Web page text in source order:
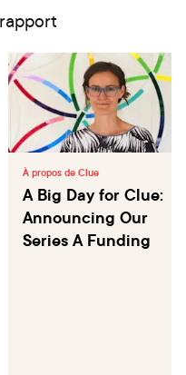
À propos de Clue
A Big Day for Clue:
Announcing Our
Series A Funding